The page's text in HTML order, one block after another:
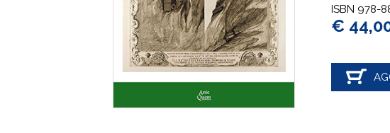
ISBN 978-
€